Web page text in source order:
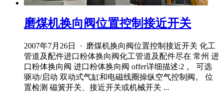
磨煤机换向阀位置控制接近开关
2007年7月26日 · 磨煤机换向阀位置控制接近开关 化工
管道及配件进口粉体换向阀化工管道及配件尽在 常州 进
口粉体换向阀 进口粉体换向阀 offer详细描述:2 。 可选
驱动/启动 双动式气缸和电磁线圈操纵空气控制阀。 位
置检测 磁簧开关、接近开关或机械开关 ...